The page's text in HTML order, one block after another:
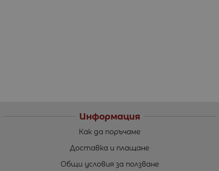
Информация
Как да поръчаме
Доставка и плащане
Общи условия за ползване